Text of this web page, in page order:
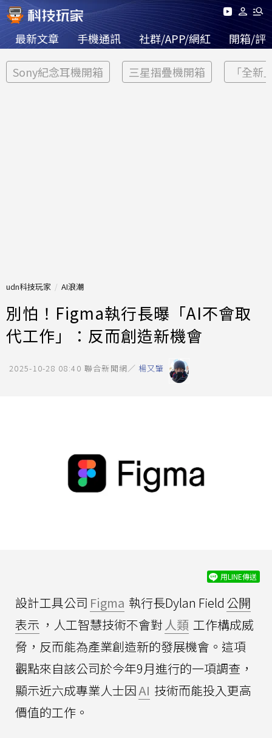
最新文章 手機通訊 社群/APP/網紅 開箱/評
Sony紀念耳機開箱 三星摺疊機開箱 「全新
udn科技玩家 AI浪潮
別怕！Figma執行長曝「AI不會取
代工作」：反而創造新機會
2025-10-28 08:40 聯合新聞網／ 楊又肇
用LINE傳送
設計工具公司 Figma 執行長Dylan Field 公開
表示 ，人工智慧技術不會對人類 工作構成威
脅，反而能為產業創造新的發展機會。這項
觀點來自該公司於今年9月進行的一項調查，
顯示近六成專業人士因AI 技術而能投入更高
價值的工作。